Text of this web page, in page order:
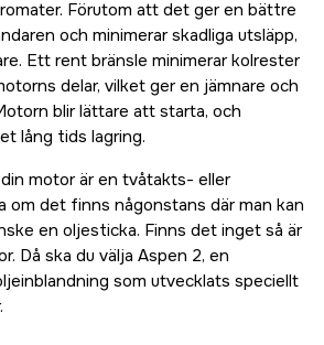
Förutom att det ger en bättre
och minimerar skadliga utsläpp,
Ett rent bränsle minimerar kolrester
delar, vilket ger en jämnare och
blir lättare att starta, och
lång tids lagring.
motor är en tvåtakts- eller
om det finns någonstans där man kan
en oljesticka. Finns det inget så är
Då ska du välja Aspen 2, en
som utvecklats speciellt